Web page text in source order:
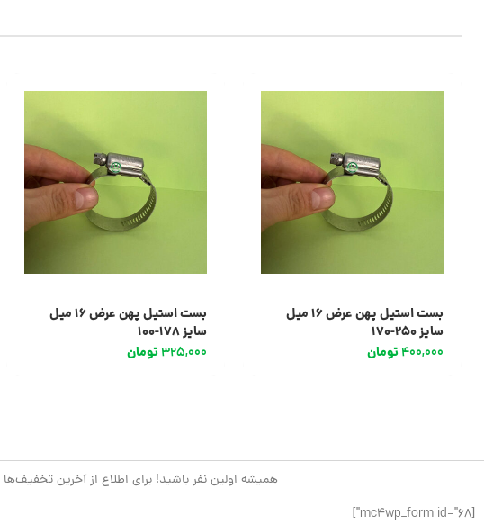
بست استیل پهن عرض 16 میل
سایز 250-170
400,000تومان
بست استیل پهن عرض 16 میل
سایز 178-100
325,000تومان
همیشه اولین نفر باشید! برای اطلاع از آخرین تخفیف‌ها
[mc4wp_form id="68"]